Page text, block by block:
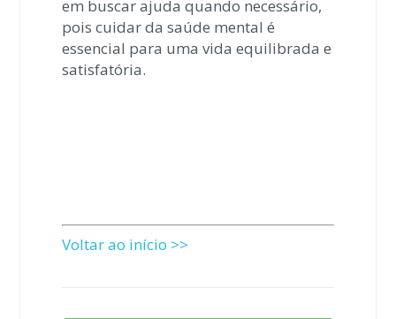
em buscar ajuda quando necessário,
pois cuidar da saúde mental é
essencial para uma vida equilibrada e
satisfatória.
Voltar ao início >>